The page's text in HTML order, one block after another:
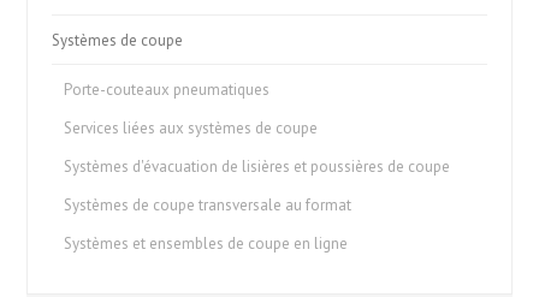
Systèmes de coupe
Porte-couteaux pneumatiques
Services liées aux systèmes de coupe
Systèmes d'évacuation de lisières et poussières de coupe
Systèmes de coupe transversale au format
Systèmes et ensembles de coupe en ligne